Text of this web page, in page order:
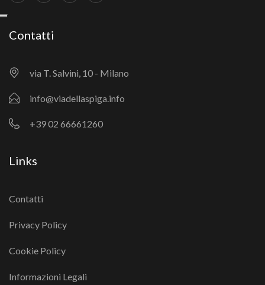
Contatti
via T. Salvini, 10 - Milano
info@viadellaspiga.info
+39 02 66661260
Links
Contatti
Privacy Policy
Cookie Policy
Informazioni Legali